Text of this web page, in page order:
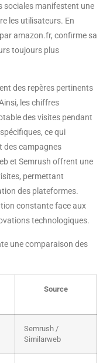
sociales manifestent une
les utilisateurs. En
amazon.fr, confirme sa
toujours plus
des repères pertinents
les chiffres
des visites pendant
ce qui
des campagnes
et Semrush offrent une
permettant
des plateformes.
constante face aux
technologiques.
une comparaison des
Source
Semrush /
Similarweb